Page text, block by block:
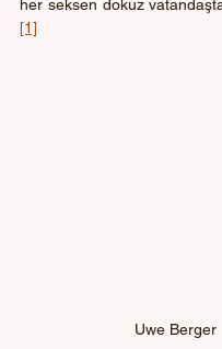
[1]
Uwe Berger